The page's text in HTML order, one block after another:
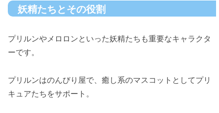
妖精たちとその役割
プリルンやメロロンといった妖精たちも重要なキャラクタ
ーです。
プリルンはのんびり屋で、癒し系のマスコットとしてプリ
キュアたちをサポート。